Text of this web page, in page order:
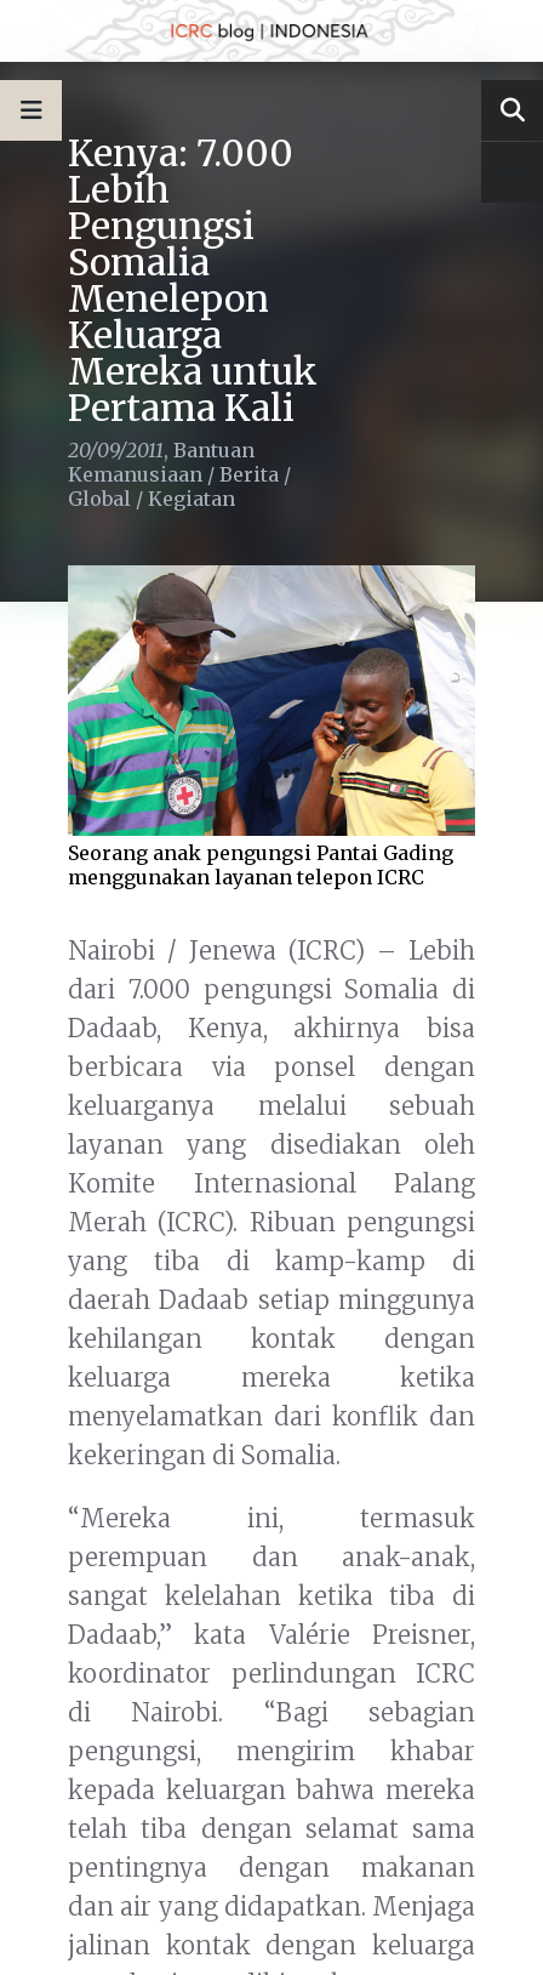
Kenya: 7.000
Lebih
Pengungsi
Somalia
Menelepon
Keluarga
Mereka untuk
Pertama Kali
20/09/2011, Bantuan
Kemanusiaan / Berita /
Global / Kegiatan
Seorang anak pengungsi Pantai Gading
menggunakan layanan telepon ICRC
Nairobi / Jenewa (ICRC) – Lebih
dari 7.000 pengungsi Somalia di
Dadaab, Kenya, akhirnya bisa
berbicara via ponsel dengan
keluarganya melalui sebuah
layanan yang disediakan oleh
Komite Internasional Palang
Merah (ICRC). Ribuan pengungsi
yang tiba di kamp-kamp di
daerah Dadaab setiap minggunya
kehilangan kontak dengan
keluarga mereka ketika
menyelamatkan dari konflik dan
kekeringan di Somalia.
“Mereka ini, termasuk
perempuan dan anak-anak,
sangat kelelahan ketika tiba di
Dadaab,” kata Valérie Preisner,
koordinator perlindungan ICRC
di Nairobi. “Bagi sebagian
pengungsi, mengirim khabar
kepada keluargan bahwa mereka
telah tiba dengan selamat sama
pentingnya dengan makanan
dan air yang didapatkan. Menjaga
jalinan kontak dengan keluarga